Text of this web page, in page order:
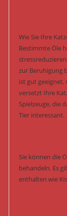
Wie Sie Ihre
Bestimmte Öle
zur Beruhigung
ist gut geeignet,
versetzt Ihre
Spielzeuge, die
Tier interessant.
Sie können die
behandeln. Es
enthalten wie